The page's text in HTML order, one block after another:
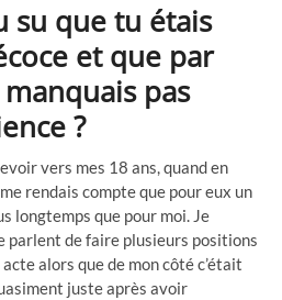
su que tu étais
et que par
pas
?
vers mes 18 ans, quand en
rendais compte que pour eux un
longtemps que pour moi. Je
parlent de faire plusieurs positions
alors que de mon côté c’était
juste après avoir